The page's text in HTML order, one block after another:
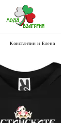
Константин и Елена